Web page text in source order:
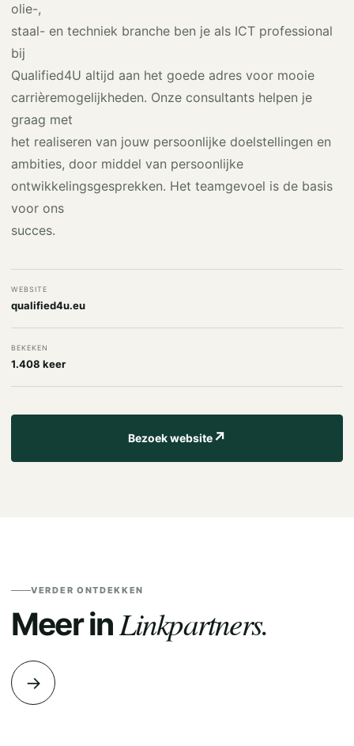
olie-,
staal- en techniek branche ben je als ICT professional
bij
Qualified4U altijd aan het goede adres voor mooie
carrièremogelijkheden. Onze consultants helpen je
graag met
het realiseren van jouw persoonlijke doelstellingen en
ambities, door middel van persoonlijke
ontwikkelingsgesprekken. Het teamgevoel is de basis
voor ons
succes.
WEBSITE
qualified4u.eu
BEKEKEN
1.408 keer
Bezoek website↗
VERDER ONTDEKKEN
Meer inLinkpartners.
→